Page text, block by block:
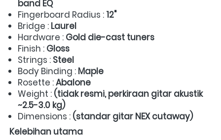
band EQ
Fingerboard Radius : 12"
Bridge : Laurel
Hardware : Gold die-cast tuners
Finish : Gloss
Strings : Steel
Body Binding : Maple
Rosette : Abalone
Weight : (tidak resmi, perkiraan gitar akustik
~2.5-3.0 kg)
Dimensions : (standar gitar NEX cutaway)
Kelebihan utama